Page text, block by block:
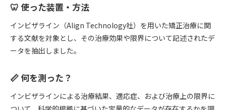
🦷 使った装置・方法
インビザライン（Align Technology社）を用いた矯正治療に関
する文献を対象とし、その治療効果や限界について記述されたデ
ータを抽出しました。
📏 何を測った？
インビザラインによる治療結果、適応症、および治療上の限界に